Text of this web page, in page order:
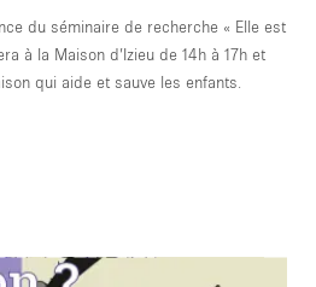
du séminaire de recherche « Elle est
à la Maison d’Izieu de 14h à 17h et
qui aide et sauve les enfants.